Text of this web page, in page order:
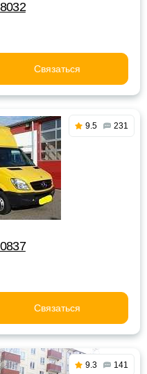
Связаться
9.5 231
Связаться
9.3 141